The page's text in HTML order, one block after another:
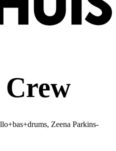
Crew
Zeena Parkins-